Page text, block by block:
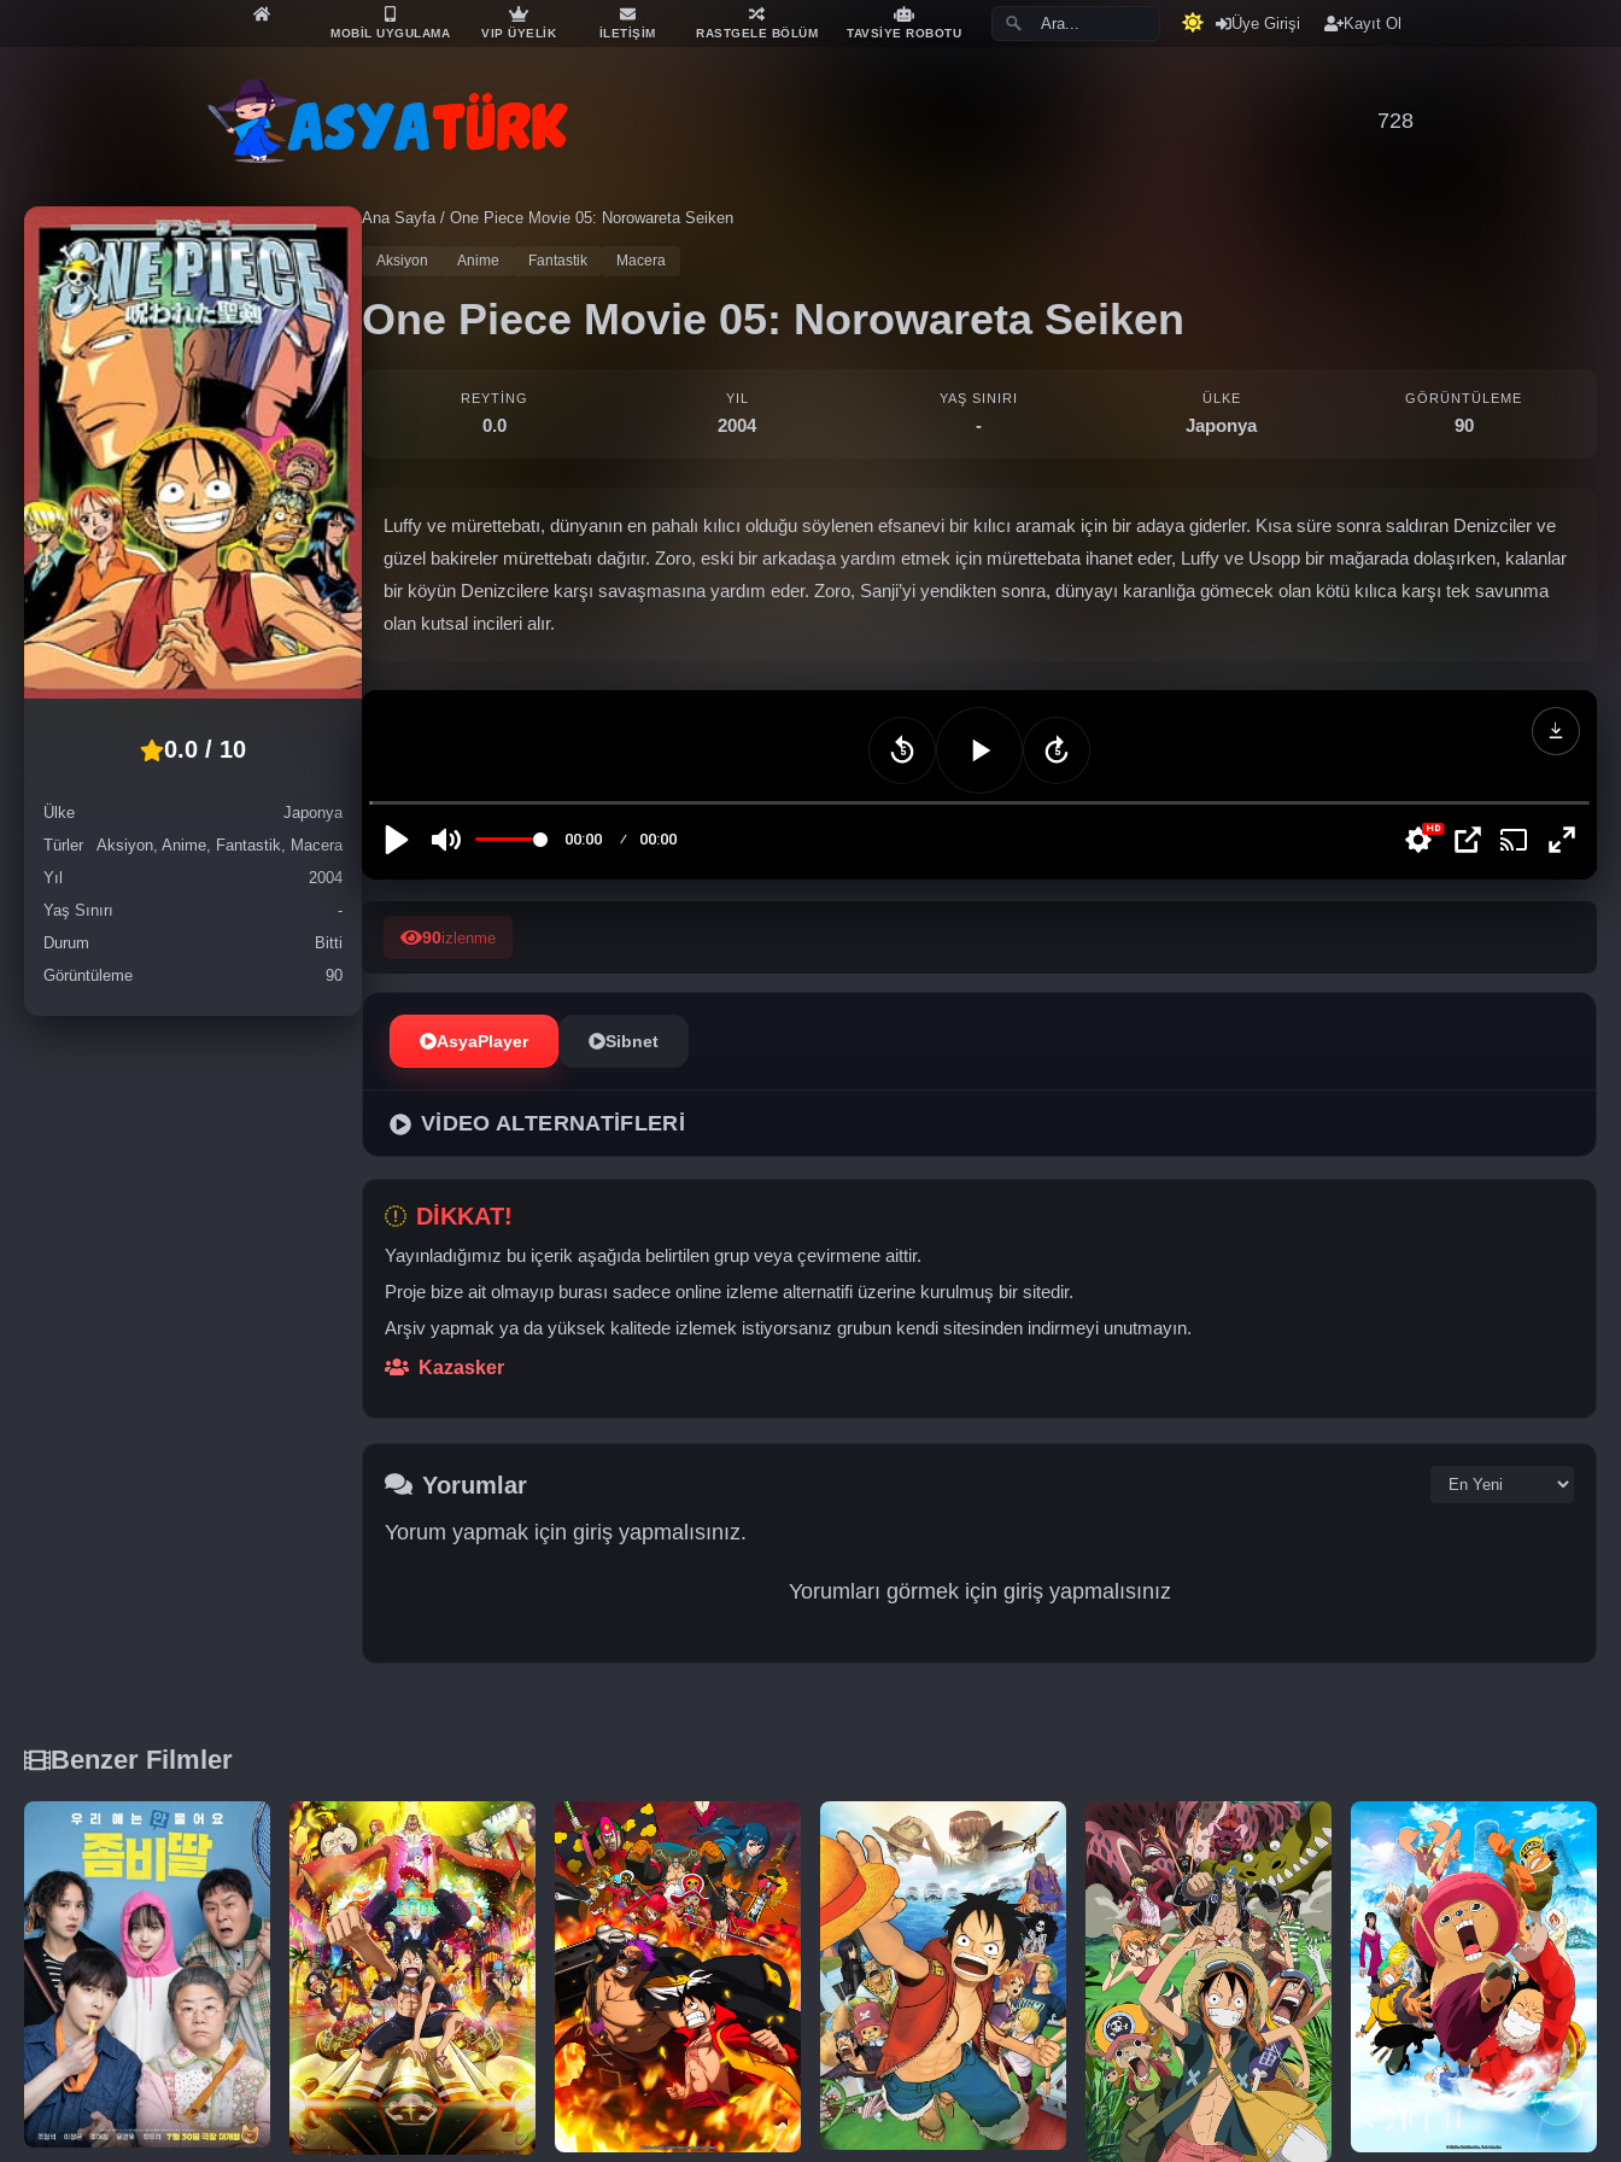
MOBİL UYGULAMA VIP ÜYELİK İLETİŞİM RASTGELE BÖLÜM TAVSİYE ROBOTU
Üye Girişi Kayıt Ol
728
0.0 / 10
Ülke
Japonya
Türler
Aksiyon, Anime, Fantastik, Macera
Yıl
2004
Yaş Sınırı
-
Durum
Bitti
Görüntüleme
90
Ana Sayfa/ One Piece Movie 05: Norowareta Seiken
Aksiyon Anime Fantastik Macera
One Piece Movie 05: Norowareta Seiken
REYTING
0.0
YIL
2004
YAŞ SINIRI
-
ÜLKE
Japonya
GÖRÜNTÜLEME
90
Luffy ve mürettebatı, dünyanın en pahalı kılıcı olduğu söylenen efsanevi bir kılıcı aramak için bir adaya giderler. Kısa süre sonra saldıran Denizciler ve
güzel bakireler mürettebatı dağıtır. Zoro, eski bir arkadaşa yardım etmek için mürettebata ihanet eder, Luffy ve Usopp bir mağarada dolaşırken, kalanlar
bir köyün Denizcilere karşı savaşmasına yardım eder. Zoro, Sanji’yi yendikten sonra, dünyayı karanlığa gömecek olan kötü kılıca karşı tek savunma
olan kutsal incileri alır.
90izlenme
AsyaPlayer Sibnet
VİDEO ALTERNATİFLERİ
DİKKAT!
Yayınladığımız bu içerik aşağıda belirtilen grup veya çevirmene aittir.
Proje bize ait olmayıp burası sadece online izleme alternatifi üzerine kurulmuş bir sitedir.
Arşiv yapmak ya da yüksek kalitede izlemek istiyorsanız grubun kendi sitesinden indirmeyi unutmayın.
Kazasker
Yorumlar
Yorum yapmak için giriş yapmalısınız.
Yorumları görmek için giriş yapmalısınız
Benzer Filmler